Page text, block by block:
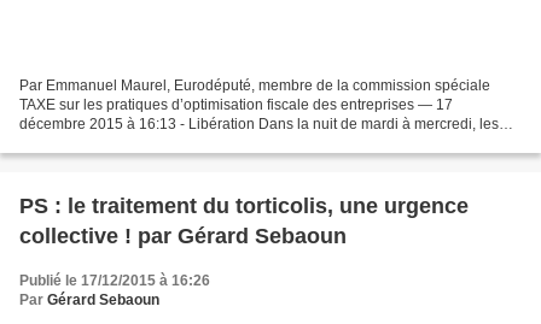
Par Emmanuel Maurel, Eurodéputé, membre de la commission spéciale
TAXE sur les pratiques d’optimisation fiscale des entreprises — 17
décembre 2015 à 16:13 - Libération Dans la nuit de mardi à mercredi, les
PS : le traitement du torticolis, une urgence
collective ! par Gérard Sebaoun
Publié le 17/12/2015 à 16:26
Par Gérard Sebaoun